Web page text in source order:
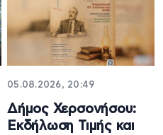
05.08.2026, 20:49
Δήμος Χερσονήσου:
Εκδήλωση Τιμής και